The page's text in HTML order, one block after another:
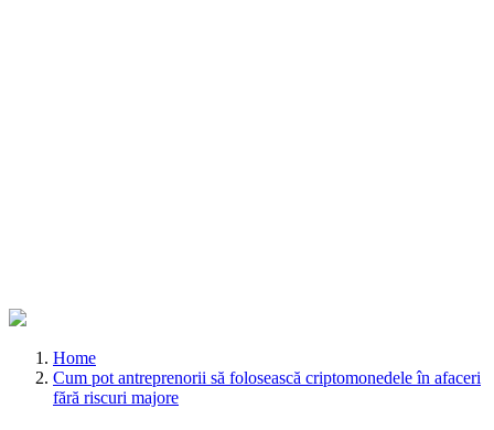
Home
Cum pot antreprenorii să folosească criptomonedele în afaceri
fără riscuri majore